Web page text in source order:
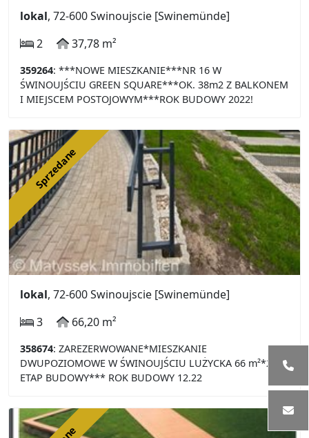
lokal, 72-600 Swinoujscie [Swinemünde]
2
37,78 m²
359264: ***NOWE MIESZKANIE***NR 16 W
ŚWINOUJŚCIU GREEN SQUARE***OK. 38m2 Z BALKONEM
I MIEJSCEM POSTOJOWYM***ROK BUDOWY 2022!
Sprzedane
lokal, 72-600 Swinoujscie [Swinemünde]
3
66,20 m²
358674: ZAREZERWOWANE*MIESZKANIE
DWUPOZIOMOWE W ŚWINOUJŚCIU LUŻYCKA 66 m²*2
ETAP BUDOWY*** ROK BUDOWY 12.22